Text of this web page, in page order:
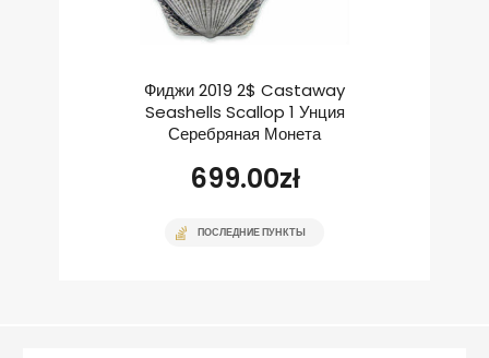
Фиджи 2019 2$ Castaway
Seashells Scallop 1 Унция
Серебряная Монета
699.00zł
ПОСЛЕДНИЕ ПУНКТЫ